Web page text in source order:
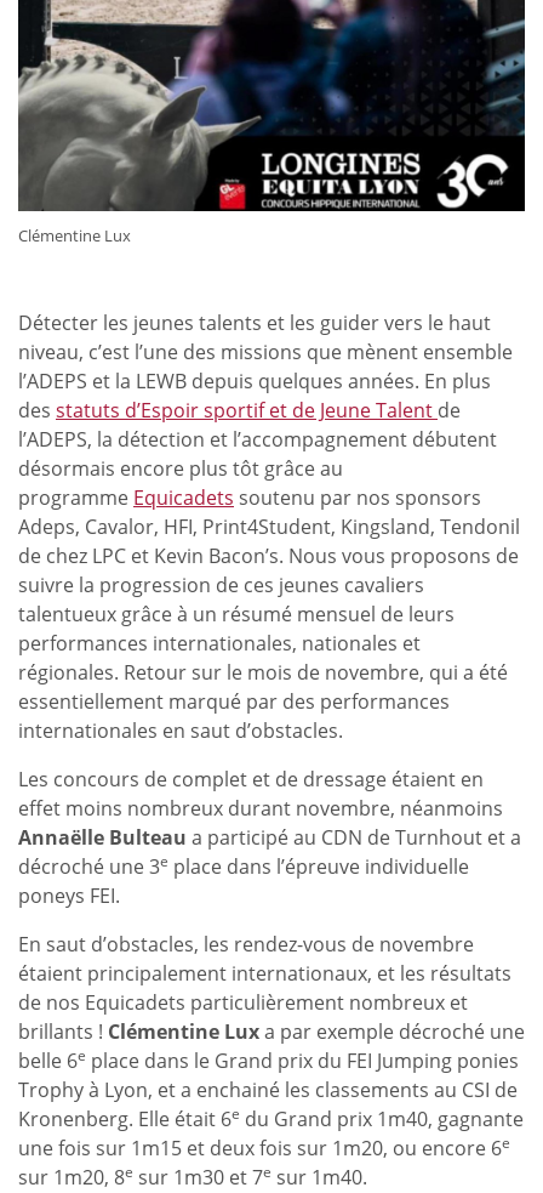
Clémentine Lux
Détecter les jeunes talents et les guider vers le haut
niveau, c’est l’une des missions que mènent ensemble
l’ADEPS et la LEWB depuis quelques années. En plus
des statuts d’Espoir sportif et de Jeune Talent de
l’ADEPS, la détection et l’accompagnement débutent
désormais encore plus tôt grâce au
programme Equicadets soutenu par nos sponsors
Adeps, Cavalor, HFI, Print4Student, Kingsland, Tendonil
de chez LPC et Kevin Bacon’s. Nous vous proposons de
suivre la progression de ces jeunes cavaliers
talentueux grâce à un résumé mensuel de leurs
performances internationales, nationales et
régionales. Retour sur le mois de novembre, qui a été
essentiellement marqué par des performances
internationales en saut d’obstacles.
Les concours de complet et de dressage étaient en
effet moins nombreux durant novembre, néanmoins
Annaëlle Bulteau a participé au CDN de Turnhout et a
décroché une 3e place dans l’épreuve individuelle
poneys FEI.
En saut d’obstacles, les rendez-vous de novembre
étaient principalement internationaux, et les résultats
de nos Equicadets particulièrement nombreux et
brillants ! Clémentine Luxa par exemple décroché une
belle 6e place dans le Grand prix du FEI Jumping ponies
Trophy à Lyon, et a enchainé les classements au CSI de
Kronenberg. Elle était 6e du Grand prix 1m40, gagnante
une fois sur 1m15 et deux fois sur 1m20, ou encore 6e
sur 1m20, 8e sur 1m30 et 7e sur 1m40.